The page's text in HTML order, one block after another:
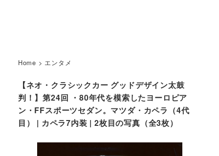
Home > エンタメ
【ネオ・クラシックカー グッドデザイン太鼓
判！】第24回 ・80年代を模索したヨーロピア
ン・FFスポーツセダン。マツダ・カペラ（4代
目） | カペラ7内装 | 2枚目の写真（全3枚）